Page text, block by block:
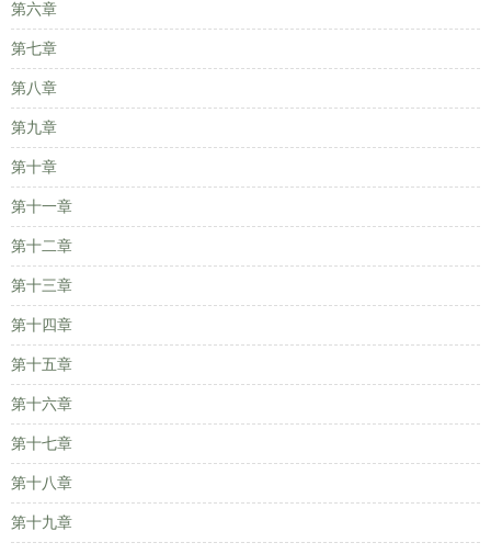
第六章
第七章
第八章
第九章
第十章
第十一章
第十二章
第十三章
第十四章
第十五章
第十六章
第十七章
第十八章
第十九章